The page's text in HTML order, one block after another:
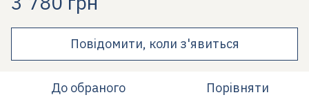
Повідомити, коли з'явиться
До обраного Порівняти